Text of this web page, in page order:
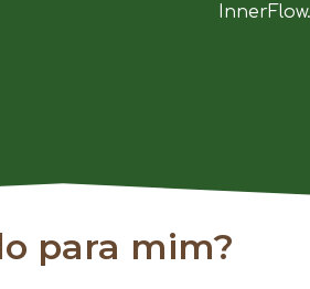
InnerFlow.
para mim?